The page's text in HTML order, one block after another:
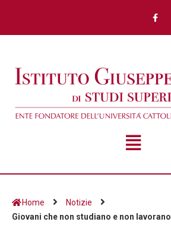
Home
Notizie
Giovani che non studiano e non lavorano